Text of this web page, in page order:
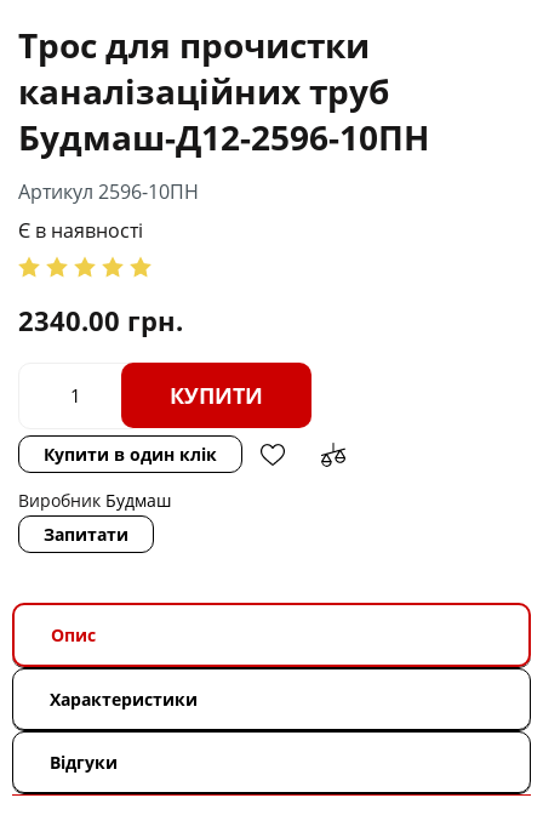
Трос для прочистки
каналізаційних труб
Будмаш-Д12-2596-10ПН
Артикул 2596-10ПН
Є в наявності
2340.00 грн.
КУПИТИ
Купити в один клік
Виробник Будмаш
Запитати
Опис
Характеристики
Відгуки